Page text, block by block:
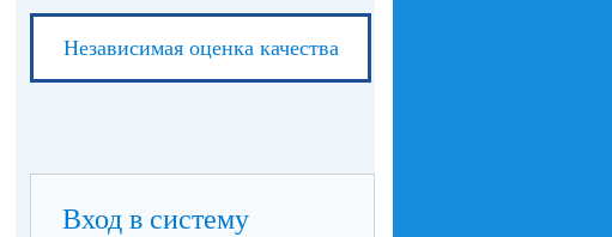
Независимая оценка качества
Вход в систему